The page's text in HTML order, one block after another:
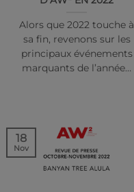
Alors que 2022 touche à
sa fin, revenons sur les
principaux événements
marquants de l’année…
18
Nov